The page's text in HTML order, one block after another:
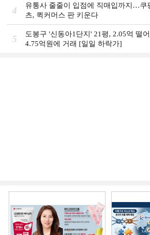
4
유통사 줄줄이 입점에 직매입까지…쿠
츠, 퀵커머스 판 키운다
5
도봉구 '신동아1단지' 21평, 2.05억 떨
4.75억원에 거래 [일일 하락가]